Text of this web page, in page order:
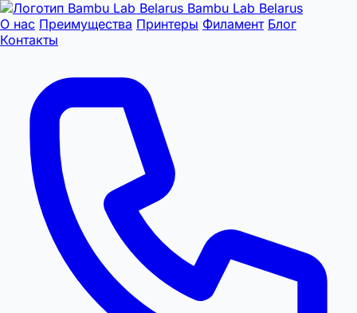
Bambu Lab Belarus
О нас Преимущества Принтеры Филамент Блог
Контакты